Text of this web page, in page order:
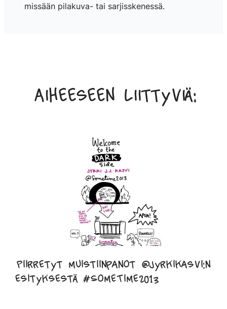
missään pilakuva- tai sarjisskenessä.
Aiheeseen liittyviä:
Piirretyt muistiinpanot @jyrkikasvi:n
esityksestä #SomeTime2013